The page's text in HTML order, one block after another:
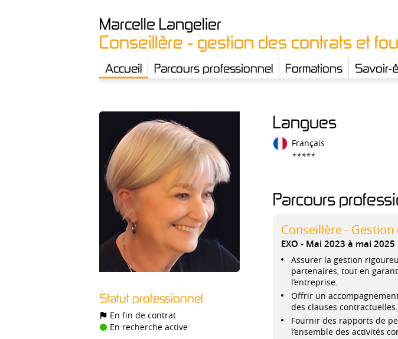
Marcelle Langelier
Conseillère - gestion des contrats et
Accueil Parcours professionnel Formations Savoir-
Statut professionnel
En fin de contrat
En recherche active
Langues
Français
*****
Parcours
Conseillère -
EXO Mai 2023 à mai 2025
Assurer la gestion
partenaires, tout en
l’entreprise.
Offrir un
des clauses contractuelles.
Fournir des rapports de
l’ensemble des activités